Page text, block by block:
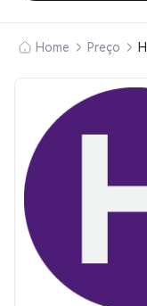
Home Preço